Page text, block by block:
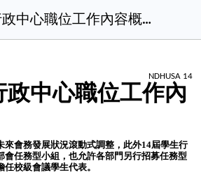
14屆學生行政中心職位工作內容概要.docx
NDHUSA 14
政中心職位工作內
來會務發展狀況滾動式調整，此外14屆學生行
會任務型小組，也允許各部門另行招募任務型
校級會議學生代表。